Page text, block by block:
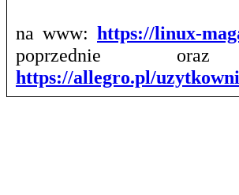
na www: https://linux-
poprzednie
https://allegro.pl/